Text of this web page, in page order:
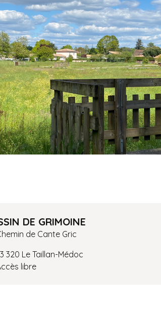
DE GRIMOINE
de Cante Gric
320 Le Taillan-Médoc
libre